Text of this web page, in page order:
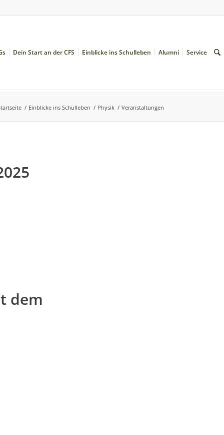
Dein Start an der CFS Einblicke ins Schulleben Alumni Service
/ Einblicke ins Schulleben / Physik / Veranstaltungen
dem